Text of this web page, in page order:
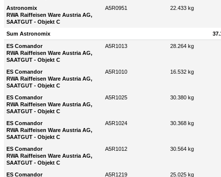
Astronomix
RWA Raiffeisen Ware Austria AG,
SAATGUT - Objekt C
A5R0951 22.433 kg
Sum Astronomix
ES Comandor
RWA Raiffeisen Ware Austria AG,
SAATGUT - Objekt C
A5R1013 28.264 kg
ES Comandor
RWA Raiffeisen Ware Austria AG,
SAATGUT - Objekt C
A5R1010 16.532 kg
ES Comandor
RWA Raiffeisen Ware Austria AG,
SAATGUT - Objekt C
A5R1025 30.380 kg
ES Comandor
RWA Raiffeisen Ware Austria AG,
SAATGUT - Objekt C
A5R1024 30.368 kg
ES Comandor
RWA Raiffeisen Ware Austria AG,
SAATGUT - Objekt C
A5R1012 30.564 kg
ES Comandor
A5R1219 25.025 kg